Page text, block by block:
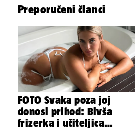
Preporučeni članci
FOTO Svaka poza joj
donosi prihod: Bivša
frizerka i učiteljica